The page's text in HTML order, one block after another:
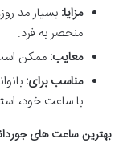
مزایا: بسیار مد
منحصر به فرد.
معایب: ممکن
مناسب برای:
با ساعت خود،
بهترین ساعت های